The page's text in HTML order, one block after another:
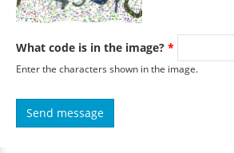
What code is in the image? *
Enter the characters shown in the image.